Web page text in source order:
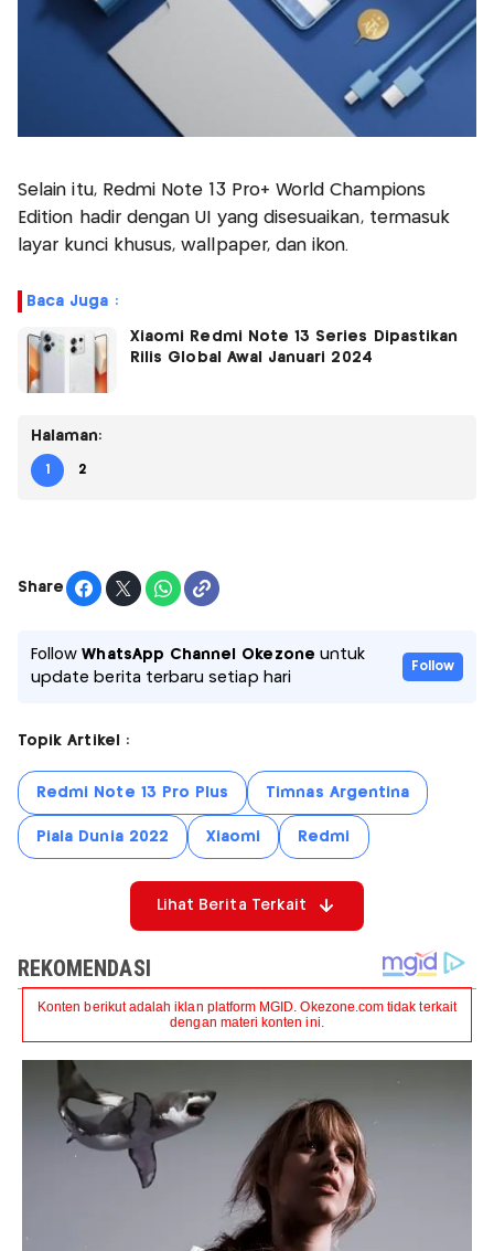
Selain itu, Redmi Note 13 Pro+ World Champions
Edition hadir dengan UI yang disesuaikan, termasuk
layar kunci khusus, wallpaper, dan ikon.
Baca Juga :
Xiaomi Redmi Note 13 Series Dipastikan
Rilis Global Awal Januari 2024
Halaman:
1 2
Share
FollowWhatsApp Channel Okezone untuk
update berita terbaru setiap hari
Follow
Topik Artikel :
Redmi Note 13 Pro Plus Timnas Argentina
Piala Dunia 2022 Xiaomi Redmi
Lihat Berita Terkait